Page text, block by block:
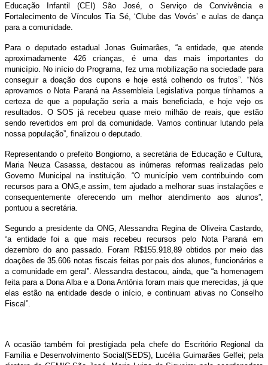
Educação Infantil (CEI) São José, o Serviço de Convivência e
Fortalecimento de Vínculos Tia Sé, ‘Clube das Vovós’ e aulas de dança
para a comunidade.
Para o deputado estadual Jonas Guimarães, “a entidade, que atende
aproximadamente 426 crianças, é uma das mais importantes do
município. No início do Programa, fez uma mobilização na sociedade para
conseguir a doação dos cupons e hoje está colhendo os frutos”. “Nós
aprovamos o Nota Paraná na Assembleia Legislativa porque tínhamos a
certeza de que a população seria a mais beneficiada, e hoje vejo os
resultados. O SOS já recebeu quase meio milhão de reais, que estão
sendo revertidos em prol da comunidade. Vamos continuar lutando pela
nossa população”, finalizou o deputado.
Representando o prefeito Bongiorno, a secretária de Educação e Cultura,
Maria Neuza Casassa, destacou as inúmeras reformas realizadas pelo
Governo Municipal na instituição. “O município vem contribuindo com
recursos para a ONG,e assim, tem ajudado a melhorar suas instalações e
consequentemente oferecendo um melhor atendimento aos alunos”,
pontuou a secretária.
Segundo a presidente da ONG, Alessandra Regina de Oliveira Castardo,
“a entidade foi a que mais recebeu recursos pelo Nota Paraná em
dezembro do ano passado. Foram R$155.918,89 obtidos por meio das
doações de 35.606 notas fiscais feitas por pais dos alunos, funcionários e
a comunidade em geral”. Alessandra destacou, ainda, que “a homenagem
feita para a Dona Alba e a Dona Antônia foram mais que merecidas, já que
elas estão na entidade desde o início, e continuam ativas no Conselho
Fiscal”.
A ocasião também foi prestigiada pela chefe do Escritório Regional da
Família e Desenvolvimento Social(SEDS), Lucélia Guimarães Gelfei; pela